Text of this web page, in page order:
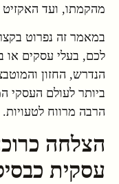
מהקמתו, ועד
במאמר זה נפרוט
לכם, בעלי עסקים או
הנדרש, החזון
ביותר לעולם העסקי
הרבה מרווח לטעויות.
הצלחה
עסקית